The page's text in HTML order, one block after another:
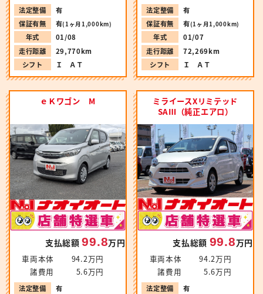
法定整備
有
保証有無
有(1ヶ月1,000km)
年式
01/08
走行距離
29,770km
シフト
Ｉ ＡＴ
法定整備
有
保証有無
有(1ヶ月1,000km)
年式
01/07
走行距離
72,269km
シフト
Ｉ ＡＴ
ｅＫワゴン M
支払総額99.8万円
車両本体
94.2万円
諸費用
5.6万円
法定整備
有
ミライースXリミテッド
SAⅢ（純正エアロ）
支払総額 99.8万円
車両本体
94.2万円
諸費用
5.6万円
法定整備
有